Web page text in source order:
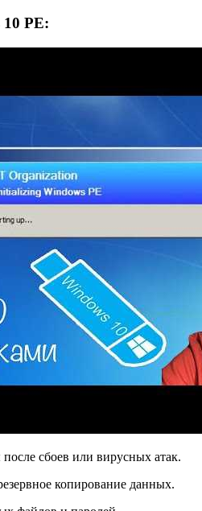
PE:
сбоев или вирусных атак.
копирование данных.